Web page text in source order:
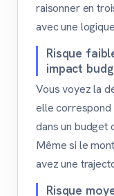
raisonner en
avec une
Risque
impact
Vous voyez la
elle
dans un budget
Même si le
avez une
Risque